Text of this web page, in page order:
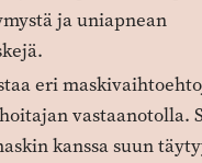
ja uniapnean
eri
vastaanotolla.
kanssa suun